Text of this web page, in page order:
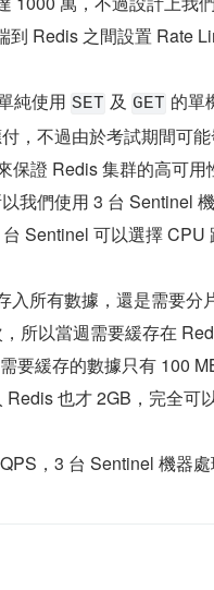
Redis 之間設置 Rate
純使用 SET 及 GET 的單
，不過由於考試期間可
保證 Redis 集群的高可用
我們使用 3 台 Sentinel
Sentinel 可以選擇 CPU
所有數據，還是需要分
所以當週需要緩存在
要緩存的數據只有 100
也才 2GB，完全可
，3 台 Sentinel 機器處